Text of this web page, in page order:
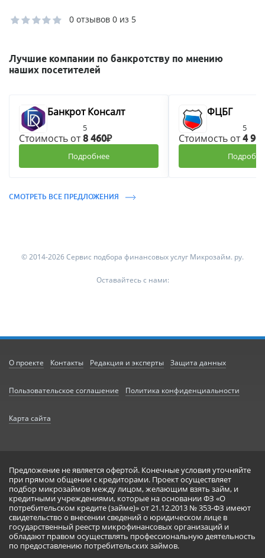
0 отзывов 0 из 5
Лучшие компании по банкротству по мнению
наших посетителей
Банкрот Консалт
5
Стоимость от8 460₽
Подробнее
ФЦБГ
5
Стоимость от4
СМОТРЕТЬ ВСЕ ПРЕДЛОЖЕНИЯ
© 2014-2026 Сервис подбора финансовых услуг Микрозайм. ру.
Оставайтесь с нами:
О проекте Контакты Редакция и эксперты Защита данных
Пользовательское соглашение Политика конфиденциальности
Карта сайта
Предложение не является офертой. Конечные условия уточняйте
при прямом общении с кредиторами. Проект осуществляет
подбор микрозаймов между лицом, желающим взять займ, и
кредитными учреждениями, которые на основании ФЗ «О
потребительском кредите (займе)» от 21.12.2013 № 353-ФЗ имеют
свидетельство о внесении сведений о юридическом лице в
государственный реестр микрофинансовых организаций и
обладают правом осуществлять профессиональную деятельность
по предоставлению потребительских займов.